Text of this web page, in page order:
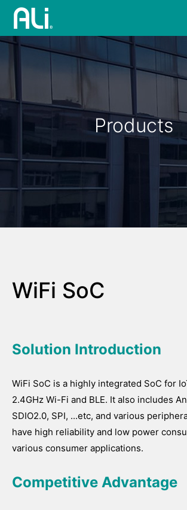
Products
WiFi SoC
Solution Introduction
WiFi SoC is a highly integrated SoC for
2.4GHz Wi-Fi and BLE. It also includes
SDIO2.0, SPI, ...etc, and various
have high reliability and low power
various consumer applications.
Competitive Advantage